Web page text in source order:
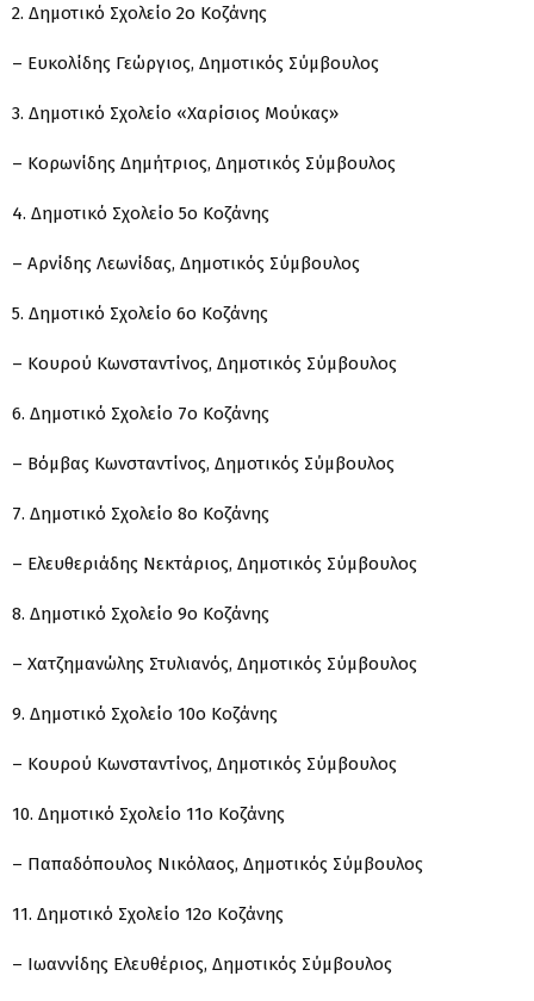
2. Δημοτικό Σχολείο 2ο Κοζάνης
– Ευκολίδης Γεώργιος, Δημοτικός Σύμβουλος
3. Δημοτικό Σχολείο «Χαρίσιος Μούκας»
– Κορωνίδης Δημήτριος, Δημοτικός Σύμβουλος
4. Δημοτικό Σχολείο 5ο Κοζάνης
– Αρνίδης Λεωνίδας, Δημοτικός Σύμβουλος
5. Δημοτικό Σχολείο 6ο Κοζάνης
– Κουρού Κωνσταντίνος, Δημοτικός Σύμβουλος
6. Δημοτικό Σχολείο 7ο Κοζάνης
– Βόμβας Κωνσταντίνος, Δημοτικός Σύμβουλος
7. Δημοτικό Σχολείο 8ο Κοζάνης
– Ελευθεριάδης Νεκτάριος, Δημοτικός Σύμβουλος
8. Δημοτικό Σχολείο 9ο Κοζάνης
– Χατζημανώλης Στυλιανός, Δημοτικός Σύμβουλος
9. Δημοτικό Σχολείο 10ο Κοζάνης
– Κουρού Κωνσταντίνος, Δημοτικός Σύμβουλος
10. Δημοτικό Σχολείο 11ο Κοζάνης
– Παπαδόπουλος Νικόλαος, Δημοτικός Σύμβουλος
11. Δημοτικό Σχολείο 12ο Κοζάνης
– Ιωαννίδης Ελευθέριος, Δημοτικός Σύμβουλος